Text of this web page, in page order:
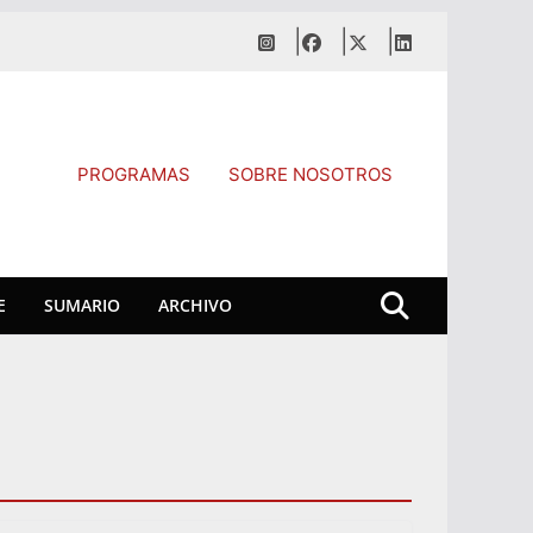
PROGRAMAS SOBRE NOSOTROS
SUMARIO ARCHIVO